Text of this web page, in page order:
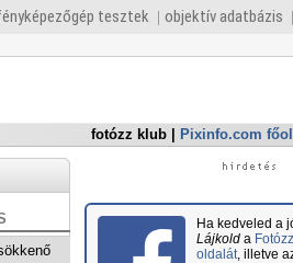
tesztek objektív adatbázis
fotózz klub Pixinfo.com
Ha kedveled a
Lájkolda
oldalát, illetve